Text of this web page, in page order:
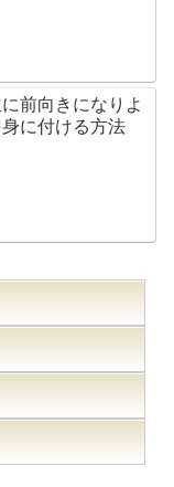
前向きになりよ
身に付ける方法